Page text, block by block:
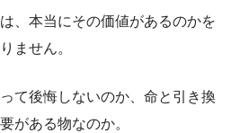
、本当にその価値があるのかを
ません。
て後悔しないのか、命と引き換
がある物なのか。